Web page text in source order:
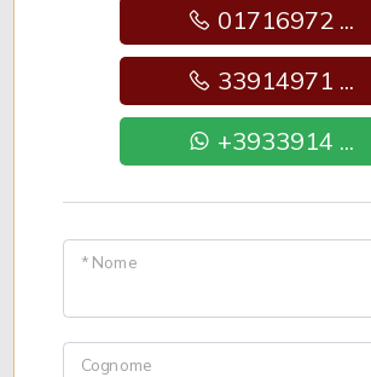
01716972 ...
33914971 ...
+3933914 ...
* Nome
Cognome